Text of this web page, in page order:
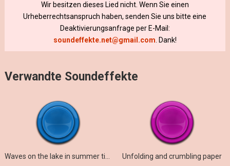
Wir besitzen dieses Lied nicht. Wenn Sie einen
Urheberrechtsanspruch haben, senden Sie uns bitte eine
Deaktivierungsanfrage per E-Mail:
soundeffekte.net@gmail.com . Dank!
Verwandte Soundeffekte
Unfolding and crumbling paper